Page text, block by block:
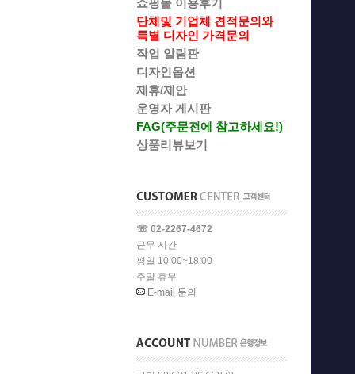
쇼핑몰 이용후기
단체및 기업체 견적문의와
특별 디자인 가격문의
작업 알림판
디자인옵션
제휴/제안
운영자 게시판
FAG(주문전에 참고하세요!)
상품리뷰보기
☏ 02-2267-4672
근무 시간
평일 10:00~18:00
주말 휴무
E-mail 문의